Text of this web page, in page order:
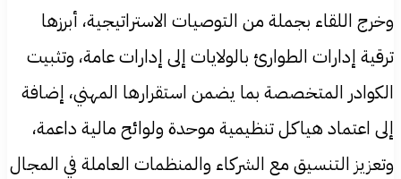
وخرج اللقاء بجملة من التوصيات الاستراتيجية، أبرزها
ترقية إدارات الطوارئ بالولايات إلى إدارات عامة، وتثبيت
الكوادر المتخصصة بما يضمن استقرارها المهني، إضافة
إلى اعتماد هياكل تنظيمية موحدة ولوائح مالية داعمة،
وتعزيز التنسيق مع الشركاء والمنظمات العاملة في المجال